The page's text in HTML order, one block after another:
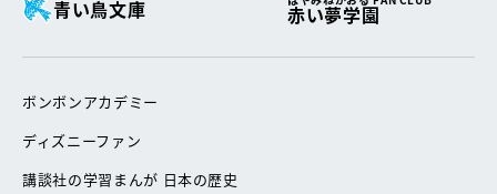
青い鳥文庫
赤い夢学園
ボンボンアカデミー
ディズニーファン
講談社の学習まんが 日本の歴史